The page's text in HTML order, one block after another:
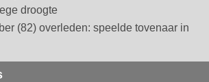
droogte
(82) overleden: speelde tovenaar in